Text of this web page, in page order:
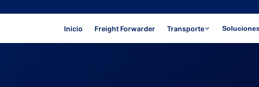
Inicio Freight Forwarder Transporte